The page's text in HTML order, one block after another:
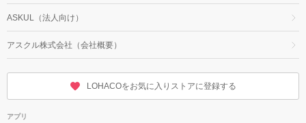
ASKUL（法人向け）
アスクル株式会社（会社概要）
LOHACOをお気に入りストアに登録する
アプリ